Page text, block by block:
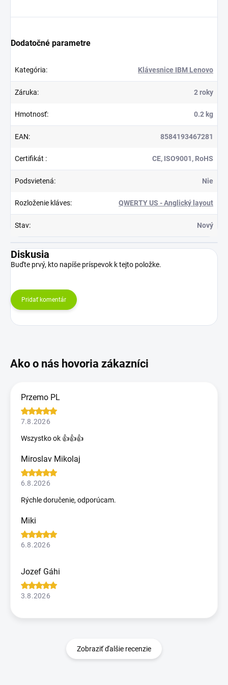
Dodatočné parametre
Kategória: Klávesnice IBM Lenovo
Záruka: 2 roky
Hmotnosť: 0.2 kg
EAN: 8584193467281
Certifikát : CE, ISO9001, RoHS
Podsvietená: Nie
Rozloženie kláves: QWERTY US - Anglický layout
Stav: Nový
Diskusia
Buďte prvý, kto napíše príspevok k tejto položke.
Pridať komentár
Przemo PL
7.8.2026
Wszystko ok 👍👍👍
Miroslav Mikolaj
6.8.2026
Rýchle doručenie, odporúcam.
Miki
6.8.2026
Jozef Gáhi
3.8.2026
Zobraziť ďalšie recenzie